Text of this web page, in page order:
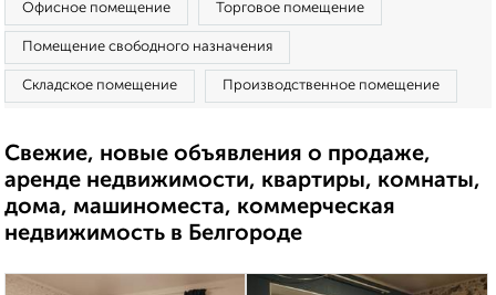
Офисное помещение Торговое помещение
Помещение свободного назначения
Складское помещение Производственное помещение
Свежие, новые объявления о продаже,
аренде недвижимости, квартиры, комнаты,
дома, машиноместа, коммерческая
недвижимость в Белгороде